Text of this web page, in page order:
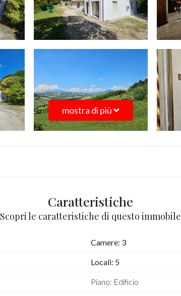
mostra di più
Caratteristiche
Scopri le caratteristiche di questo immobile
Camere: 3
Locali: 5
Piano: Edificio